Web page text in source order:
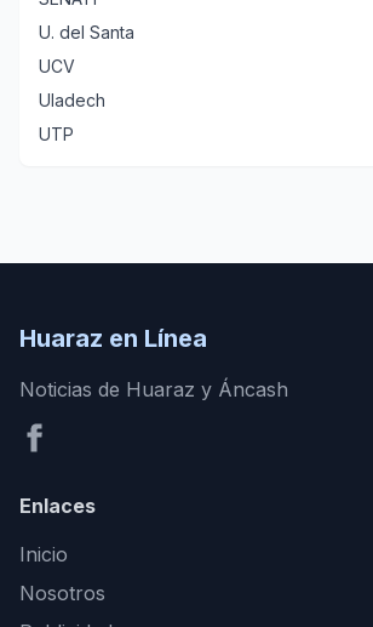
U. del Santa
UCV
Uladech
UTP
Huaraz en Línea
Noticias de Huaraz y Áncash
Enlaces
Inicio
Nosotros